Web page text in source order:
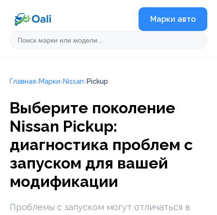
Марки авто
Главная Марки Nissan Pickup
Выберите поколение
Nissan Pickup:
диагностика проблем с
запуском для вашей
модификации
Проблемы с запуском могут отличаться в